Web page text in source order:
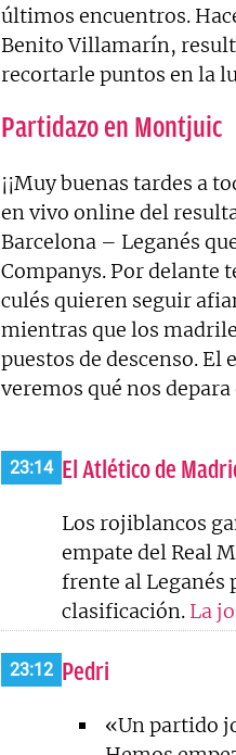
últimos encuentros.
Benito Villamarín,
recortarle puntos en la
Partidazo en Montjuic
¡¡Muy buenas tardes a
en vivo online del
Barcelona – Leganés
Companys. Por delante
culés quieren seguir
mientras que los
puestos de descenso. El
veremos qué nos
23:14 El Atlético de
Los rojiblancos
empate del Real
frente al Leganés
clasificación. La
23:12 Pedri
«Un partido